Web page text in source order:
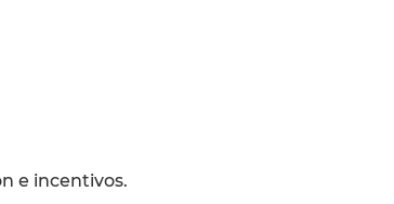
e incentivos.